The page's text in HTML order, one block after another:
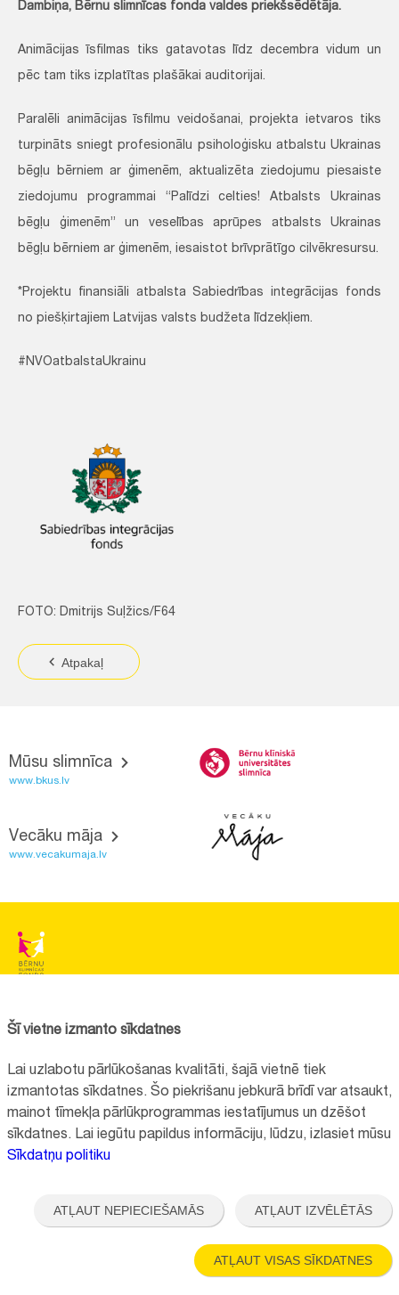
Dambiņa, Bērnu slimnīcas fonda valdes priekšsēdētāja.
Animācijas īsfilmas tiks gatavotas līdz decembra vidum un
pēc tam tiks izplatītas plašākai auditorijai.
Paralēli animācijas īsfilmu veidošanai, projekta ietvaros tiks
turpināts sniegt profesionālu psiholoģisku atbalstu Ukrainas
bēgļu bērniem ar ģimenēm, aktualizēta ziedojumu piesaiste
ziedojumu programmai “Palīdzi celties! Atbalsts Ukrainas
bēgļu ģimenēm” un veselības aprūpes atbalsts Ukrainas
bēgļu bērniem ar ģimenēm, iesaistot brīvprātīgo cilvēkresursu.
*Projektu finansiāli atbalsta Sabiedrības integrācijas fonds
no piešķirtajiem Latvijas valsts budžeta līdzekļiem.
#NVOatbalstaUkrainu
FOTO: Dmitrijs Suļžics/F64
Atpakaļ
Mūsu slimnīca
www.bkus.lv
Vecāku māja
www.vecakumaja.lv
Reģistrācijas nr.:40008057120
+371 67064475
Visi kontakti
"Aktīvo iedzīvotāju fonds" finansētā projekta "
Bērnu slimnīcas fonda
ilgtspējīgas attīstības veicināšana
" ietvaros.
Šī vietne izmanto sīkdatnes
Lai uzlabotu pārlūkošanas kvalitāti, šajā vietnē tiek
izmantotas sīkdatnes. Šo piekrišanu jebkurā brīdī var atsaukt,
mainot tīmekļa pārlūkprogrammas iestatījumus un dzēšot
sīkdatnes. Lai iegūtu papildus informāciju, lūdzu, izlasiet mūsu
Sīkdatņu politiku
ATĻAUT NEPIECIEŠAMĀS ATĻAUT IZVĒLĒTĀS
ATĻAUT VISAS SĪKDATNES